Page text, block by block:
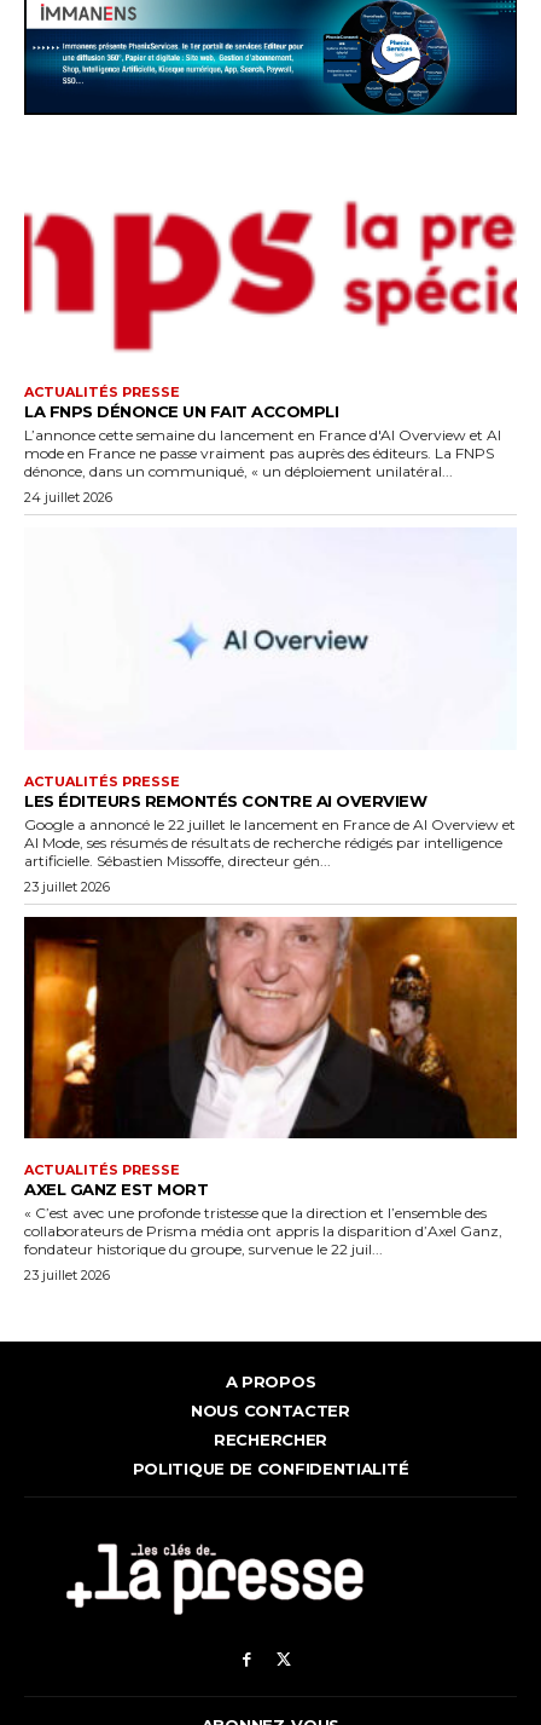
ACTUALITÉS PRESSE
LA FNPS DÉNONCE UN FAIT ACCOMPLI
L’annonce cette semaine du lancement en France d'AI Overview et AI
mode en France ne passe vraiment pas auprès des éditeurs. La FNPS
dénonce, dans un communiqué, « un déploiement unilatéral...
24 juillet 2026
ACTUALITÉS PRESSE
LES ÉDITEURS REMONTÉS CONTRE AI OVERVIEW
Google a annoncé le 22 juillet le lancement en France de AI Overview et
AI Mode, ses résumés de résultats de recherche rédigés par intelligence
artificielle. Sébastien Missoffe, directeur gén...
23 juillet 2026
ACTUALITÉS PRESSE
AXEL GANZ EST MORT
« C’est avec une profonde tristesse que la direction et l’ensemble des
collaborateurs de Prisma média ont appris la disparition d’Axel Ganz,
fondateur historique du groupe, survenue le 22 juil...
23 juillet 2026
A PROPOS
NOUS CONTACTER
RECHERCHER
POLITIQUE DE CONFIDENTIALITÉ